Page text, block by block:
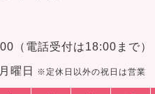
（電話受付は18:00まで）
曜日 ※定休日以外の祝日は営業